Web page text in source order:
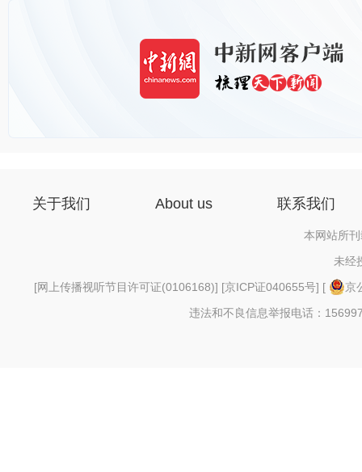
关于我们 About us 联系我们
本网站所
未经
[网上传播视听节目许可证(0106168)] [京ICP证040655号] [
京
违法和不良信息举报电话：